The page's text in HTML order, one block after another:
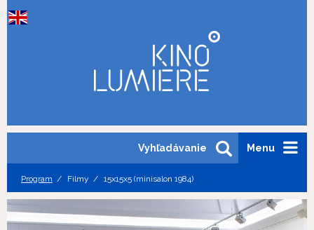
Menu
Vyhľadávanie
Program Filmy 15x15x5 (minisalon 1984)